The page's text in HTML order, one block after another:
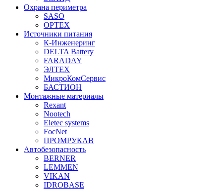
Охрана периметра
SASO
OPTEX
Источники питания
К-Инженеринг
DELTA Battery
FARADAY
ЭЛТЕХ
МикроКомСервис
БАСТИОН
Монтажные материалы
Rexant
Nootech
Eletec systems
FocNet
ПРОМРУКАВ
Автобезопасность
BERNER
LEMMEN
VIKAN
IDROBASE